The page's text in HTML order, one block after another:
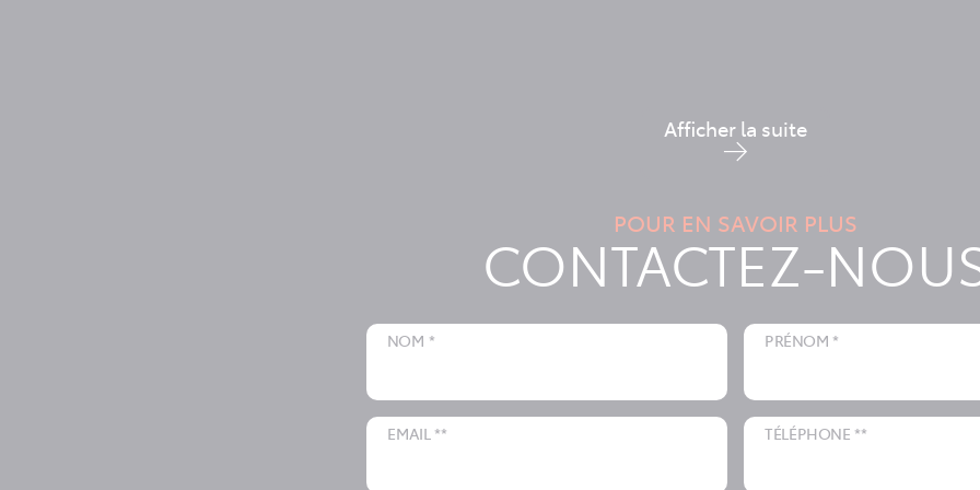
Afficher la suite
POUR EN SAVOIR PLUS
CONTACTEZ-
NOM * PRÉNOM *
EMAIL ** TÉLÉPHONE **